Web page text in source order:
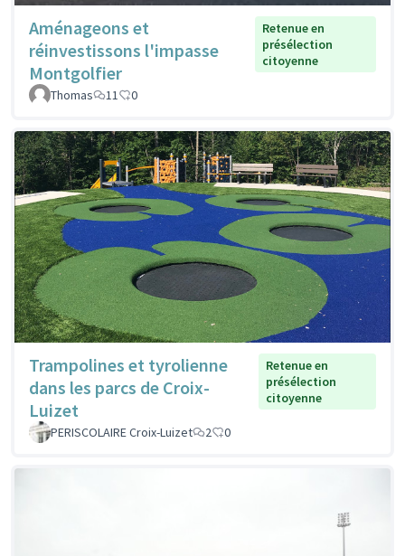
Aménageons et
réinvestissons l'impasse
Montgolfier
Retenue en
présélection
citoyenne
Thomas 11 0
Trampolines et tyrolienne
dans les parcs de Croix-
Luizet
Retenue en
présélection
citoyenne
PERISCOLAIRE Croix-Luizet 2 0